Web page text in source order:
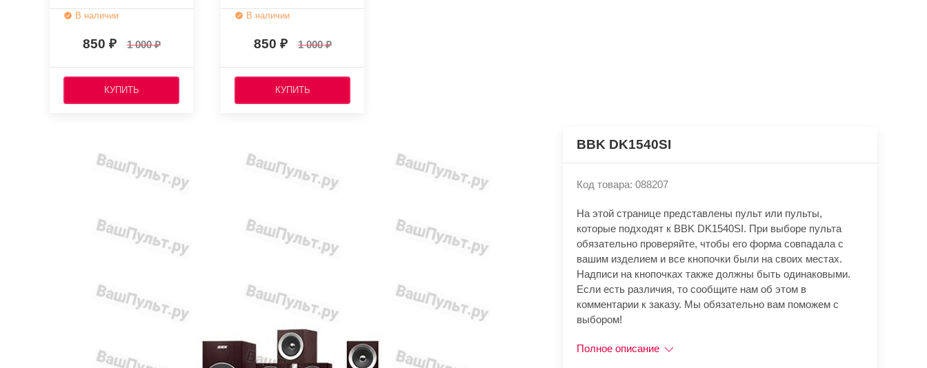
В наличии
850 1 000
КУПИТЬ
В наличии
850 1 000
КУПИТЬ
BBK DK1540SI
Код товара: 088207
На этой странице представлены пульт или пульты,
которые подходят к BBK DK1540SI. При выборе пульта
обязательно проверяйте, чтобы его форма совпадала с
вашим изделием и все кнопочки были на своих местах.
Надписи на кнопочках также должны быть одинаковыми.
Если есть различия, то сообщите нам об этом в
комментарии к заказу. Мы обязательно вам поможем с
выбором!
Полное описание